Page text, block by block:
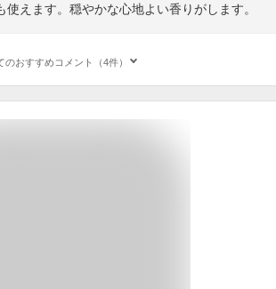
えます。穏やかな心地よい香りがします。
のおすすめコメント（4件）